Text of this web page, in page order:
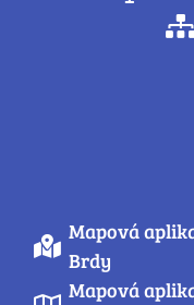
Mapová
Brdy
Mapová